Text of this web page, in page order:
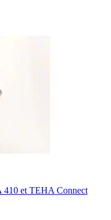
410 et TEHA Connect